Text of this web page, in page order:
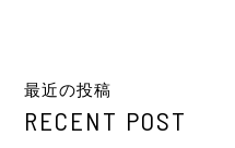
最近の投稿
RECENT POST